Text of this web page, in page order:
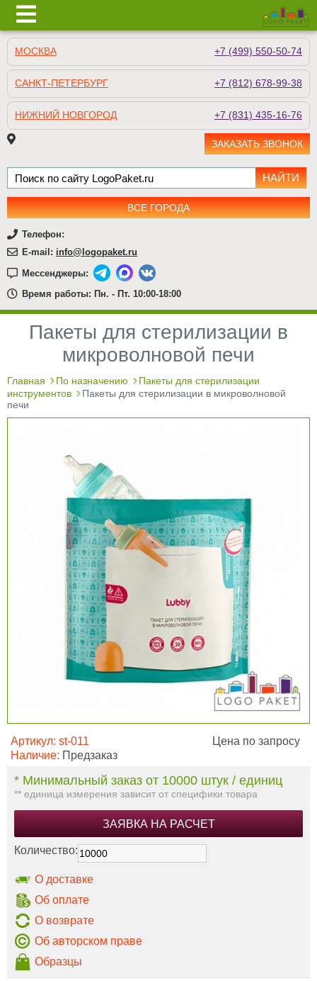
МОСКВА +7 (499) 550-50-74
САНКТ-ПЕТЕРБУРГ +7 (812) 678-99-38
НИЖНИЙ НОВГОРОД +7 (831) 435-16-76
ЗАКАЗАТЬ ЗВОНОК
ВСЕ ГОРОДА
Телефон:
E-mail: info@logopaket.ru
Мессенджеры:
Время работы: Пн. - Пт. 10:00-18:00
Пакеты для стерилизации в
микроволновой печи
Главная По назначению
Пакеты для стерилизации
инструментов
Пакеты для стерилизации в микроволновой
печи
Артикул: st-011
Наличие: Предзаказ
Цена по запросу
* Минимальный заказ от 10000 штук / единиц
** единица измерения зависит от специфики товара
ЗАЯВКА НА РАСЧЕТ
Количество:
О доставке
Об оплате
О возврате
Об авторском праве
Образцы